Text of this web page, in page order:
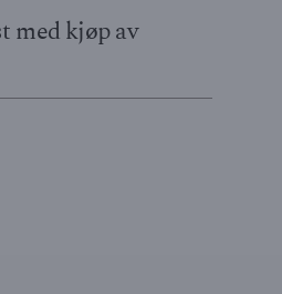
med kjøp av